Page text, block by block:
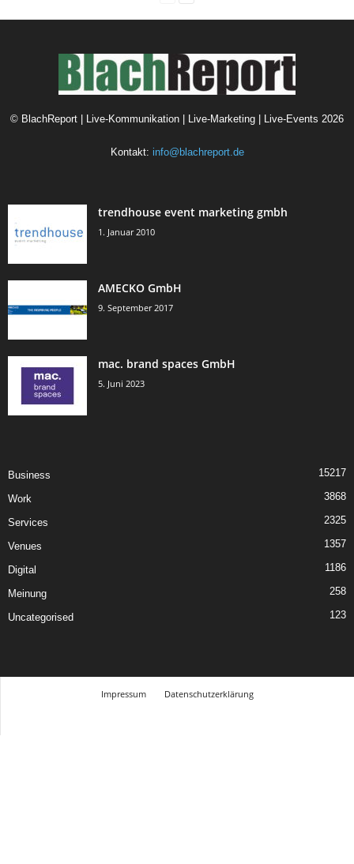
© BlachReport | Live-Kommunikation | Live-Marketing | Live-Events 2026
Kontakt: info@blachreport.de
trendhouse event marketing gmbh
1. Januar 2010
AMECKO GmbH
9. September 2017
mac. brand spaces GmbH
5. Juni 2023
Business 15217
Work 3868
Services 2325
Venues 1357
Digital 1186
Meinung 258
Uncategorised 123
Impressum
Datenschutzerklärung